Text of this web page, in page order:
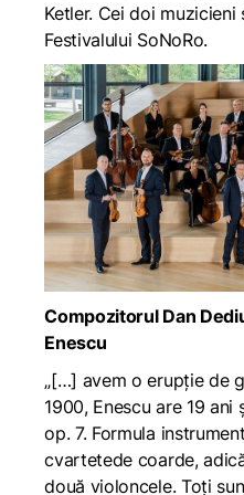
Ketler. Cei doi
Festivalului SoNoRo.
Compozitorul Dan
Enescu
„[…] avem o erupție de
1900, Enescu are 19
op. 7. Formula
cvartetede coarde,
două violoncele. Toți